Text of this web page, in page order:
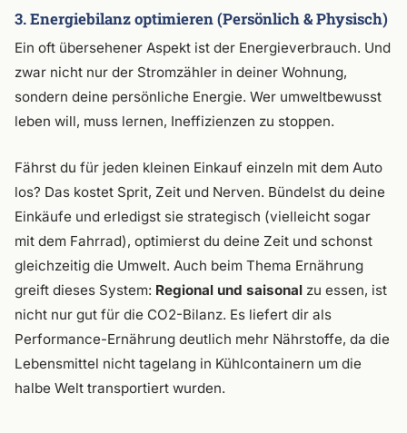
3. Energiebilanz optimieren (Persönlich & Physisch)
Ein oft übersehener Aspekt ist der Energieverbrauch. Und
zwar nicht nur der Stromzähler in deiner Wohnung,
sondern deine persönliche Energie. Wer umweltbewusst
leben will, muss lernen, Ineffizienzen zu stoppen.
Fährst du für jeden kleinen Einkauf einzeln mit dem Auto
los? Das kostet Sprit, Zeit und Nerven. Bündelst du deine
Einkäufe und erledigst sie strategisch (vielleicht sogar
mit dem Fahrrad), optimierst du deine Zeit und schonst
gleichzeitig die Umwelt. Auch beim Thema Ernährung
greift dieses System: Regional und saisonal zu essen, ist
nicht nur gut für die CO2-Bilanz. Es liefert dir als
Performance-Ernährung deutlich mehr Nährstoffe, da die
Lebensmittel nicht tagelang in Kühlcontainern um die
halbe Welt transportiert wurden.